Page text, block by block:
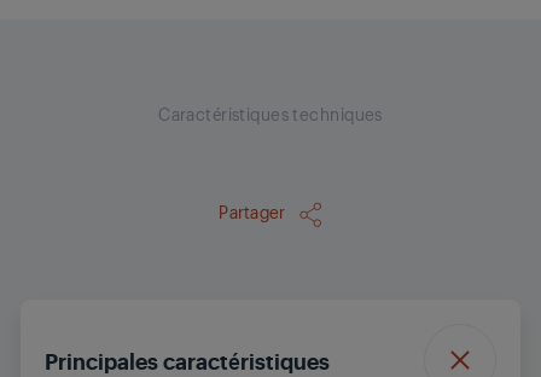
Caractéristiques techniques
Partager
Principales caractéristiques